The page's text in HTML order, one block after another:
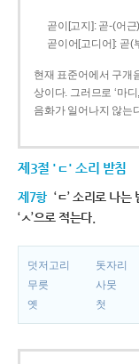
곧이[고지]: 곧-­(어
곧이어[고디어]: 곧(
현재 표준어에서 구개
상이다. 그러므로 ‘마
음화가 일어나지 않는
제3절 'ㄷ' 소리 받침
제7항 ‘ㄷ’ 소리로 나는
‘ㅅ’으로 적는다.
덧저고리 돗자리
무릇
사뭇
옛
첫